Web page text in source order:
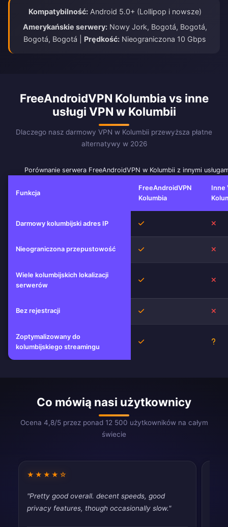
Kompatybilność:Android 5.0+ (Lollipop i nowsze)
Amerykańskie serwery:Nowy Jork, Bogotá, Bogotá,
Bogotá, Bogotá | Prędkość: Nieograniczona 10 Gbps
FreeAndroidVPN Kolumbia vs inne
usługi VPN w Kolumbii
Dlaczego nasz darmowy VPN w Kolumbii przewyższa płatne
alternatywy w 2026
Porównanie serwera FreeAndroidVPN w Kolumbii z innymi
Funkcja
FreeAndroidVPN
Kolumbia
Inne
Darmowy kolumbijski adres IP Tak
Nieograniczona przepustowość Tak
Wiele kolumbijskich lokalizacji
serwerów
Tak
Bez rejestracji Tak
Zoptymalizowany do
kolumbijskiego streamingu
Tak
Co mówią nasi użytkownicy
Ocena 4,8/5 przez ponad 12 500 użytkowników na całym
świecie
★★★★☆
"Pretty good overall. decent speeds, good
privacy features, though occasionally slow."